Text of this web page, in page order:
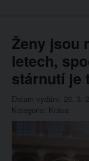
Ženy jsou
letech,
stárnutí je
Datum vydání: 20. 3.
Kategorie: Krása